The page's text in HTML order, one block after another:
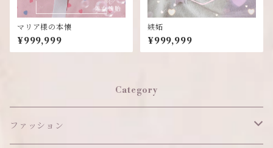
マリア様の本懐
¥999,999
嫉妬
¥999,999
Category
ファッション